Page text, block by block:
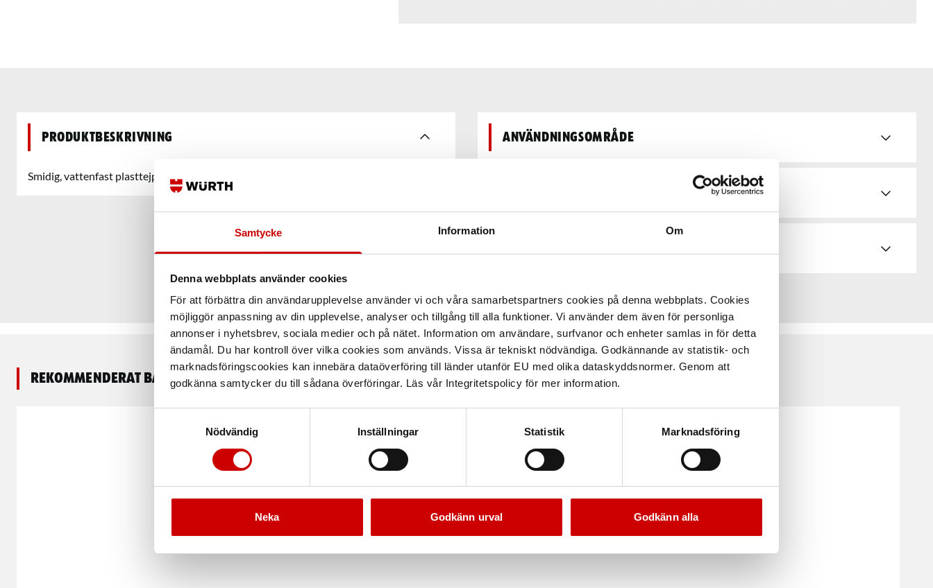
Samtycke Information Om
Denna webbplats använder cookies
För att förbättra din användarupplevelse använder vi och våra samarbetspartners cookies på denna webbplats. Cookies
möjliggör anpassning av din upplevelse, analyser och tillgång till alla funktioner. Vi använder dem även för personliga
annonser i nyhetsbrev, sociala medier och på nätet. Information om användare, surfvanor och enheter samlas in för detta
ändamål. Du har kontroll över vilka cookies som används. Vissa är tekniskt nödvändiga. Godkännande av statistik- och
marknadsföringscookies kan innebära dataöverföring till länder utanför EU med olika dataskyddsnormer. Genom att
godkänna samtycker du till sådana överföringar. Läs vår Integritetspolicy för mer information.
Nödvändig
Inställningar Statistik Marknadsföring
Neka Godkänn urval Godkänn alla
Produktbeskrivning
Smidig, vattenfast plasttejp med god häftförmåga.
Användningsområde
Rekommenderat baserat på vald produkt